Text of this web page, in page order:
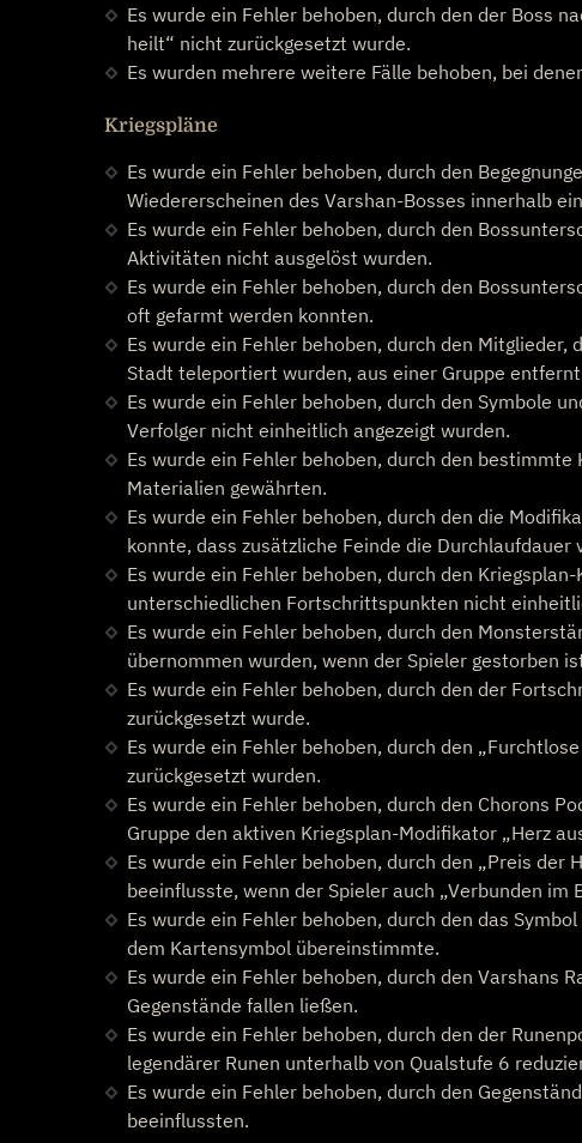
Es wurde ein Fehler behoben, durch den der Boss
heilt“ nicht zurückgesetzt wurde.
Es wurden mehrere weitere Fälle behoben, bei
Kriegspläne
Es wurde ein Fehler behoben, durch den
Wiedererscheinen des Varshan-Bosses innerhalb
Es wurde ein Fehler behoben, durch den
Aktivitäten nicht ausgelöst wurden.
Es wurde ein Fehler behoben, durch den
oft gefarmt werden konnten.
Es wurde ein Fehler behoben, durch den
Stadt teleportiert wurden, aus einer Gruppe
Es wurde ein Fehler behoben, durch den Symbole
Verfolger nicht einheitlich angezeigt wurden.
Es wurde ein Fehler behoben, durch den
Materialien gewährten.
Es wurde ein Fehler behoben, durch den die
konnte, dass zusätzliche Feinde die Durchlaufdauer
Es wurde ein Fehler behoben, durch den
unterschiedlichen Fortschrittspunkten nicht
Es wurde ein Fehler behoben, durch den
übernommen wurden, wenn der Spieler gestorben
Es wurde ein Fehler behoben, durch den der
zurückgesetzt wurde.
Es wurde ein Fehler behoben, durch den
zurückgesetzt wurden.
Es wurde ein Fehler behoben, durch den Chorons
Gruppe den aktiven Kriegsplan-Modifikator „Herz
Es wurde ein Fehler behoben, durch den „Preis
beeinflusste, wenn der Spieler auch „Verbunden im
Es wurde ein Fehler behoben, durch den das
dem Kartensymbol übereinstimmte.
Es wurde ein Fehler behoben, durch den Varshans
Gegenstände fallen ließen.
Es wurde ein Fehler behoben, durch den der
legendärer Runen unterhalb von Qualstufe 6
Es wurde ein Fehler behoben, durch den
beeinflussten.